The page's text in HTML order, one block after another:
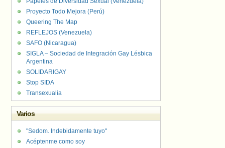
Proyecto Todo Mejora (Perú)
Queering The Map
REFLEJOS (Venezuela)
SAFO (Nicaragua)
SIGLA – Sociedad de Integración Gay Lésbica
Argentina
SOLIDARIGAY
Stop SIDA
Transexualia
Varios
"Sedom. Indebidamente tuyo"
Acéptenme como soy